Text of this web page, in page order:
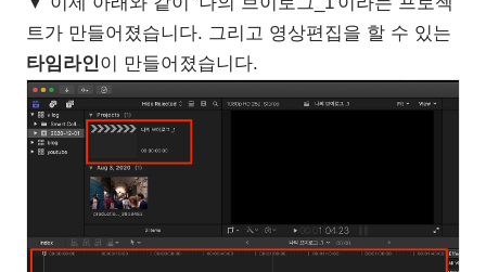
트가 만들어졌습니다. 그리고 영상편집을 할 수 있는
타임라인이 만들어졌습니다.